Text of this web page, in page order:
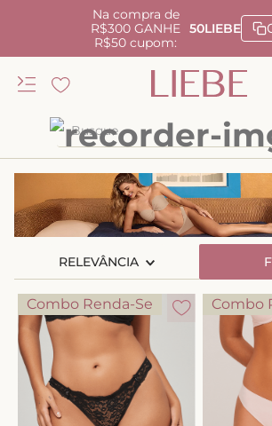
Na compra de
R$300 GANHE
R$50 cupom:
50LIEBE
Busque
RELEVÂNCIA
Combo Renda-Se Combo
TERMOS MAIS BUSCADOS
kiss me
camisola
calcinha renda
calcinha alta
anatomic
biquini
triangulo